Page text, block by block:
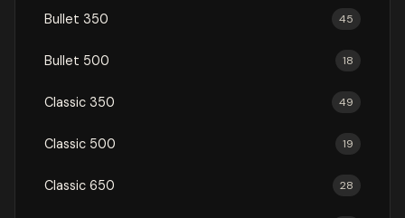
Bullet 350 45
Bullet 500 18
Classic 350 49
Classic 500 19
Classic 650 28